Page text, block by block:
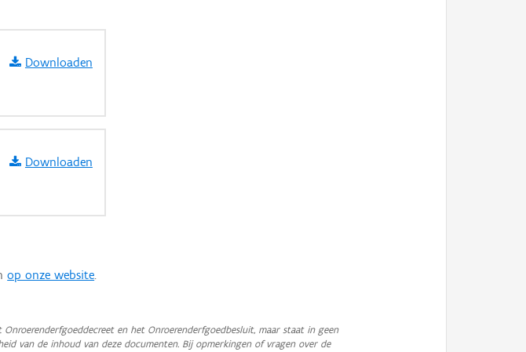
Downloaden
Downloaden
op onze website.
en het Onroerenderfgoedbesluit, maar staat in geen
van de inhoud van deze documenten. Bij opmerkingen of vragen over de